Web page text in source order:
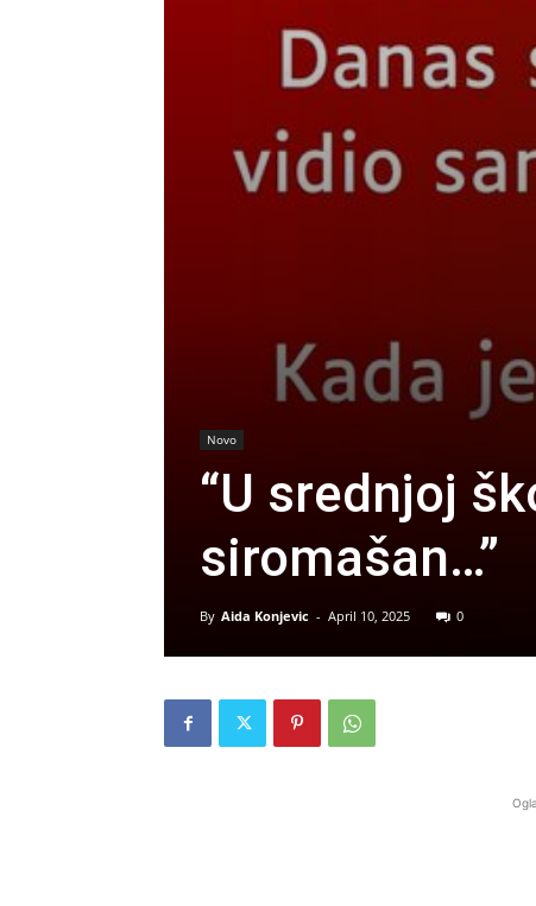
Novo
“U srednjoj
siromašan…”
By Aida Konjevic - April 10, 2025 0